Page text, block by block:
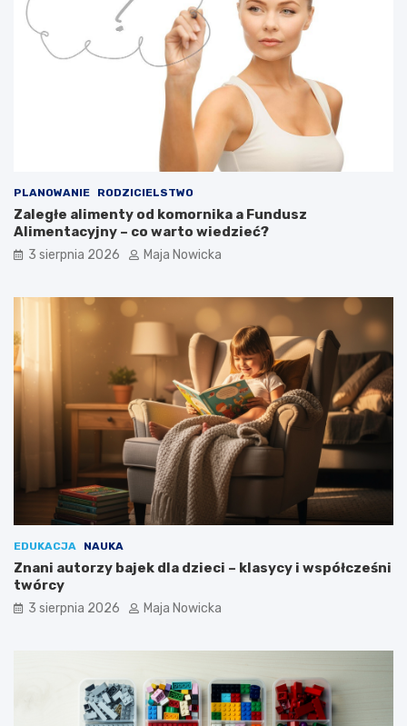
PLANOWANIE RODZICIELSTWO
Zaległe alimenty od komornika a Fundusz
Alimentacyjny – co warto wiedzieć?
3 sierpnia 2026 Maja Nowicka
EDUKACJA NAUKA
Znani autorzy bajek dla dzieci – klasycy i współcześni
twórcy
3 sierpnia 2026 Maja Nowicka